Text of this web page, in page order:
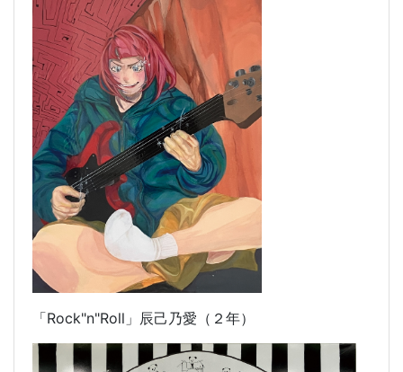
「Rock"n"Roll」 辰己乃愛（２年）